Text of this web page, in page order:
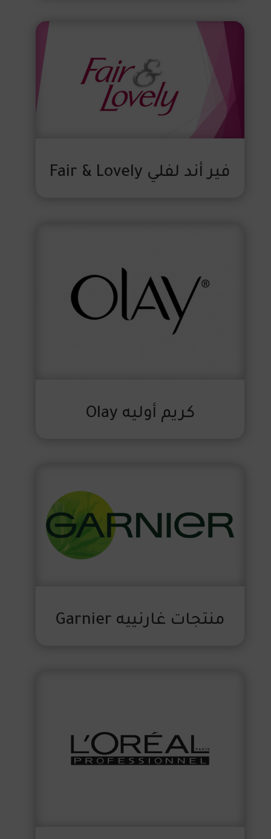
فير أند لفلي Fair & Lovely
كريم أوليه Olay
منتجات غارنييه Garnier